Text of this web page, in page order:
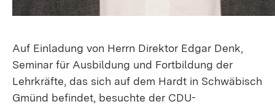
Auf Einladung von Herrn Direktor Edgar Denk,
Seminar für Ausbildung und Fortbildung der
Lehrkräfte, das sich auf dem Hardt in Schwäbisch
Gmünd befindet, besuchte der CDU-